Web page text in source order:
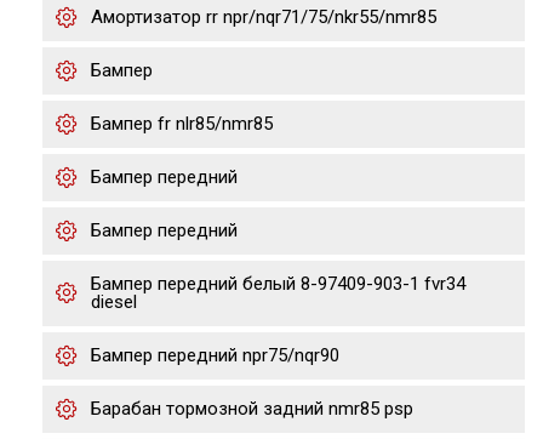
Амортизатор rr npr/nqr71/75/nkr55/nmr85
Бампер
Бампер fr nlr85/nmr85
Бампер передний
Бампер передний
Бампер передний белый 8-97409-903-1 fvr34
diesel
Бампер передний npr75/nqr90
Барабан тормозной задний nmr85 psp